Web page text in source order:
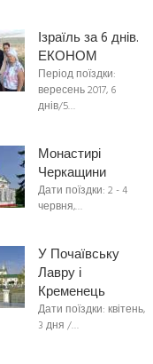
Ізраїль за 6 днів.
ЕКОНОМ
Період поїздки:
вересень 2017, 6
днів/5…
Монастирі
Черкащини
Дати поїздки: 2 - 4
червня,…
У Почаївську
Лавру і
Кременець
Дати поїздки: квітень,
3 дня /…